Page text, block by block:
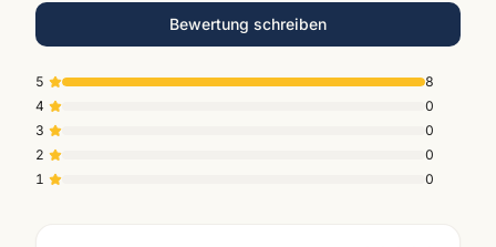
Bewertung schreiben
5
8
4
0
3
0
2
0
1
0